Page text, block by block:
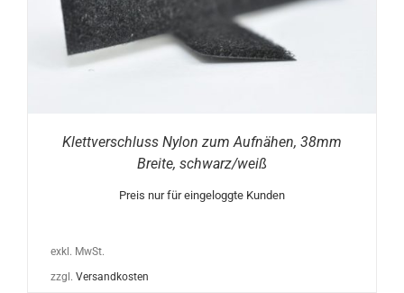
Klettverschluss Nylon zum Aufnähen, 38mm
Breite, schwarz/weiß
Preis nur für eingeloggte Kunden
exkl. MwSt.
zzgl. Versandkosten